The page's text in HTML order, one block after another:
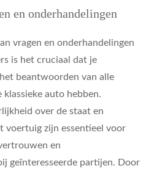
en onderhandelingen
vragen en onderhandelingen
is het cruciaal dat je
beantwoorden van alle
klassieke auto hebben.
over de staat en
voertuig zijn essentieel voor
en
geïnteresseerde partijen. Door